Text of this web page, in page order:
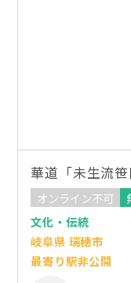
華道「未生流
オンライン不可
文化・伝統
岐阜県 瑞穂市
最寄り駅非公開